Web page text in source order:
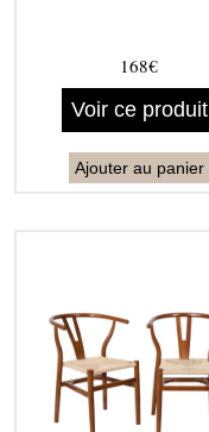
168€
Voir ce produit
Ajouter au panier